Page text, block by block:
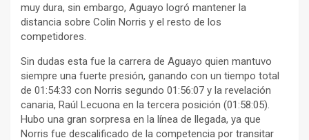
muy dura, sin embargo, Aguayo logró mantener la
distancia sobre Colin Norris y el resto de los
competidores.
Sin dudas esta fue la carrera de Aguayo quien mantuvo
siempre una fuerte presión, ganando con un tiempo total
de 01:54:33 con Norris segundo 01:56:07 y la revelación
canaria, Raúl Lecuona en la tercera posición (01:58:05).
Hubo una gran sorpresa en la línea de llegada, ya que
Norris fue descalificado de la competencia por transitar